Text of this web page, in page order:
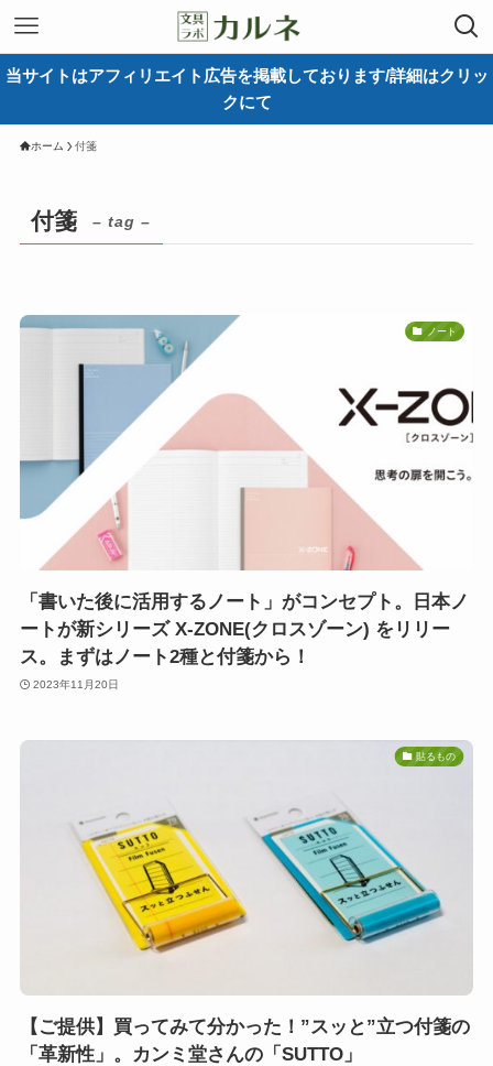
当サイトはアフィリエイト広告を掲載しております/詳細はクリッ
クにて
ホーム 付箋
付箋 – tag –
ノート
「書いた後に活用するノート」がコンセプト。日本ノ
ートが新シリーズ X-ZONE(クロスゾーン) をリリー
ス。まずはノート2種と付箋から！
2023年11月20日
貼るもの
【ご提供】買ってみて分かった！”スッと”立つ付箋の
「革新性」。カンミ堂さんの「SUTTO」